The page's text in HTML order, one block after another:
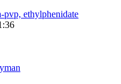
ethylphenidate